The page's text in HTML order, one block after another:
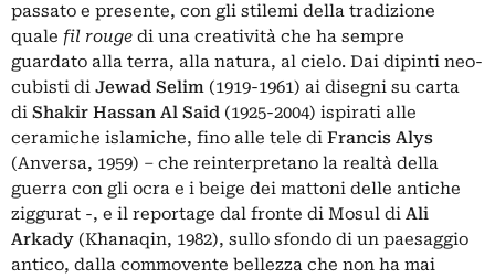
passato e presente, con gli stilemi della tradizione
quale fil rouge di una creatività che ha sempre
guardato alla terra, alla natura, al cielo. Dai dipinti neo-
cubisti di Jewad Selim (1919-1961) ai disegni su carta
di Shakir Hassan Al Said (1925-2004) ispirati alle
ceramiche islamiche, fino alle tele di Francis Alys
(Anversa, 1959) – che reinterpretano la realtà della
guerra con gli ocra e i beige dei mattoni delle antiche
ziggurat -, e il reportage dal fronte di Mosul di Ali
Arkady (Khanaqin, 1982), sullo sfondo di un paesaggio
antico, dalla commovente bellezza che non ha mai